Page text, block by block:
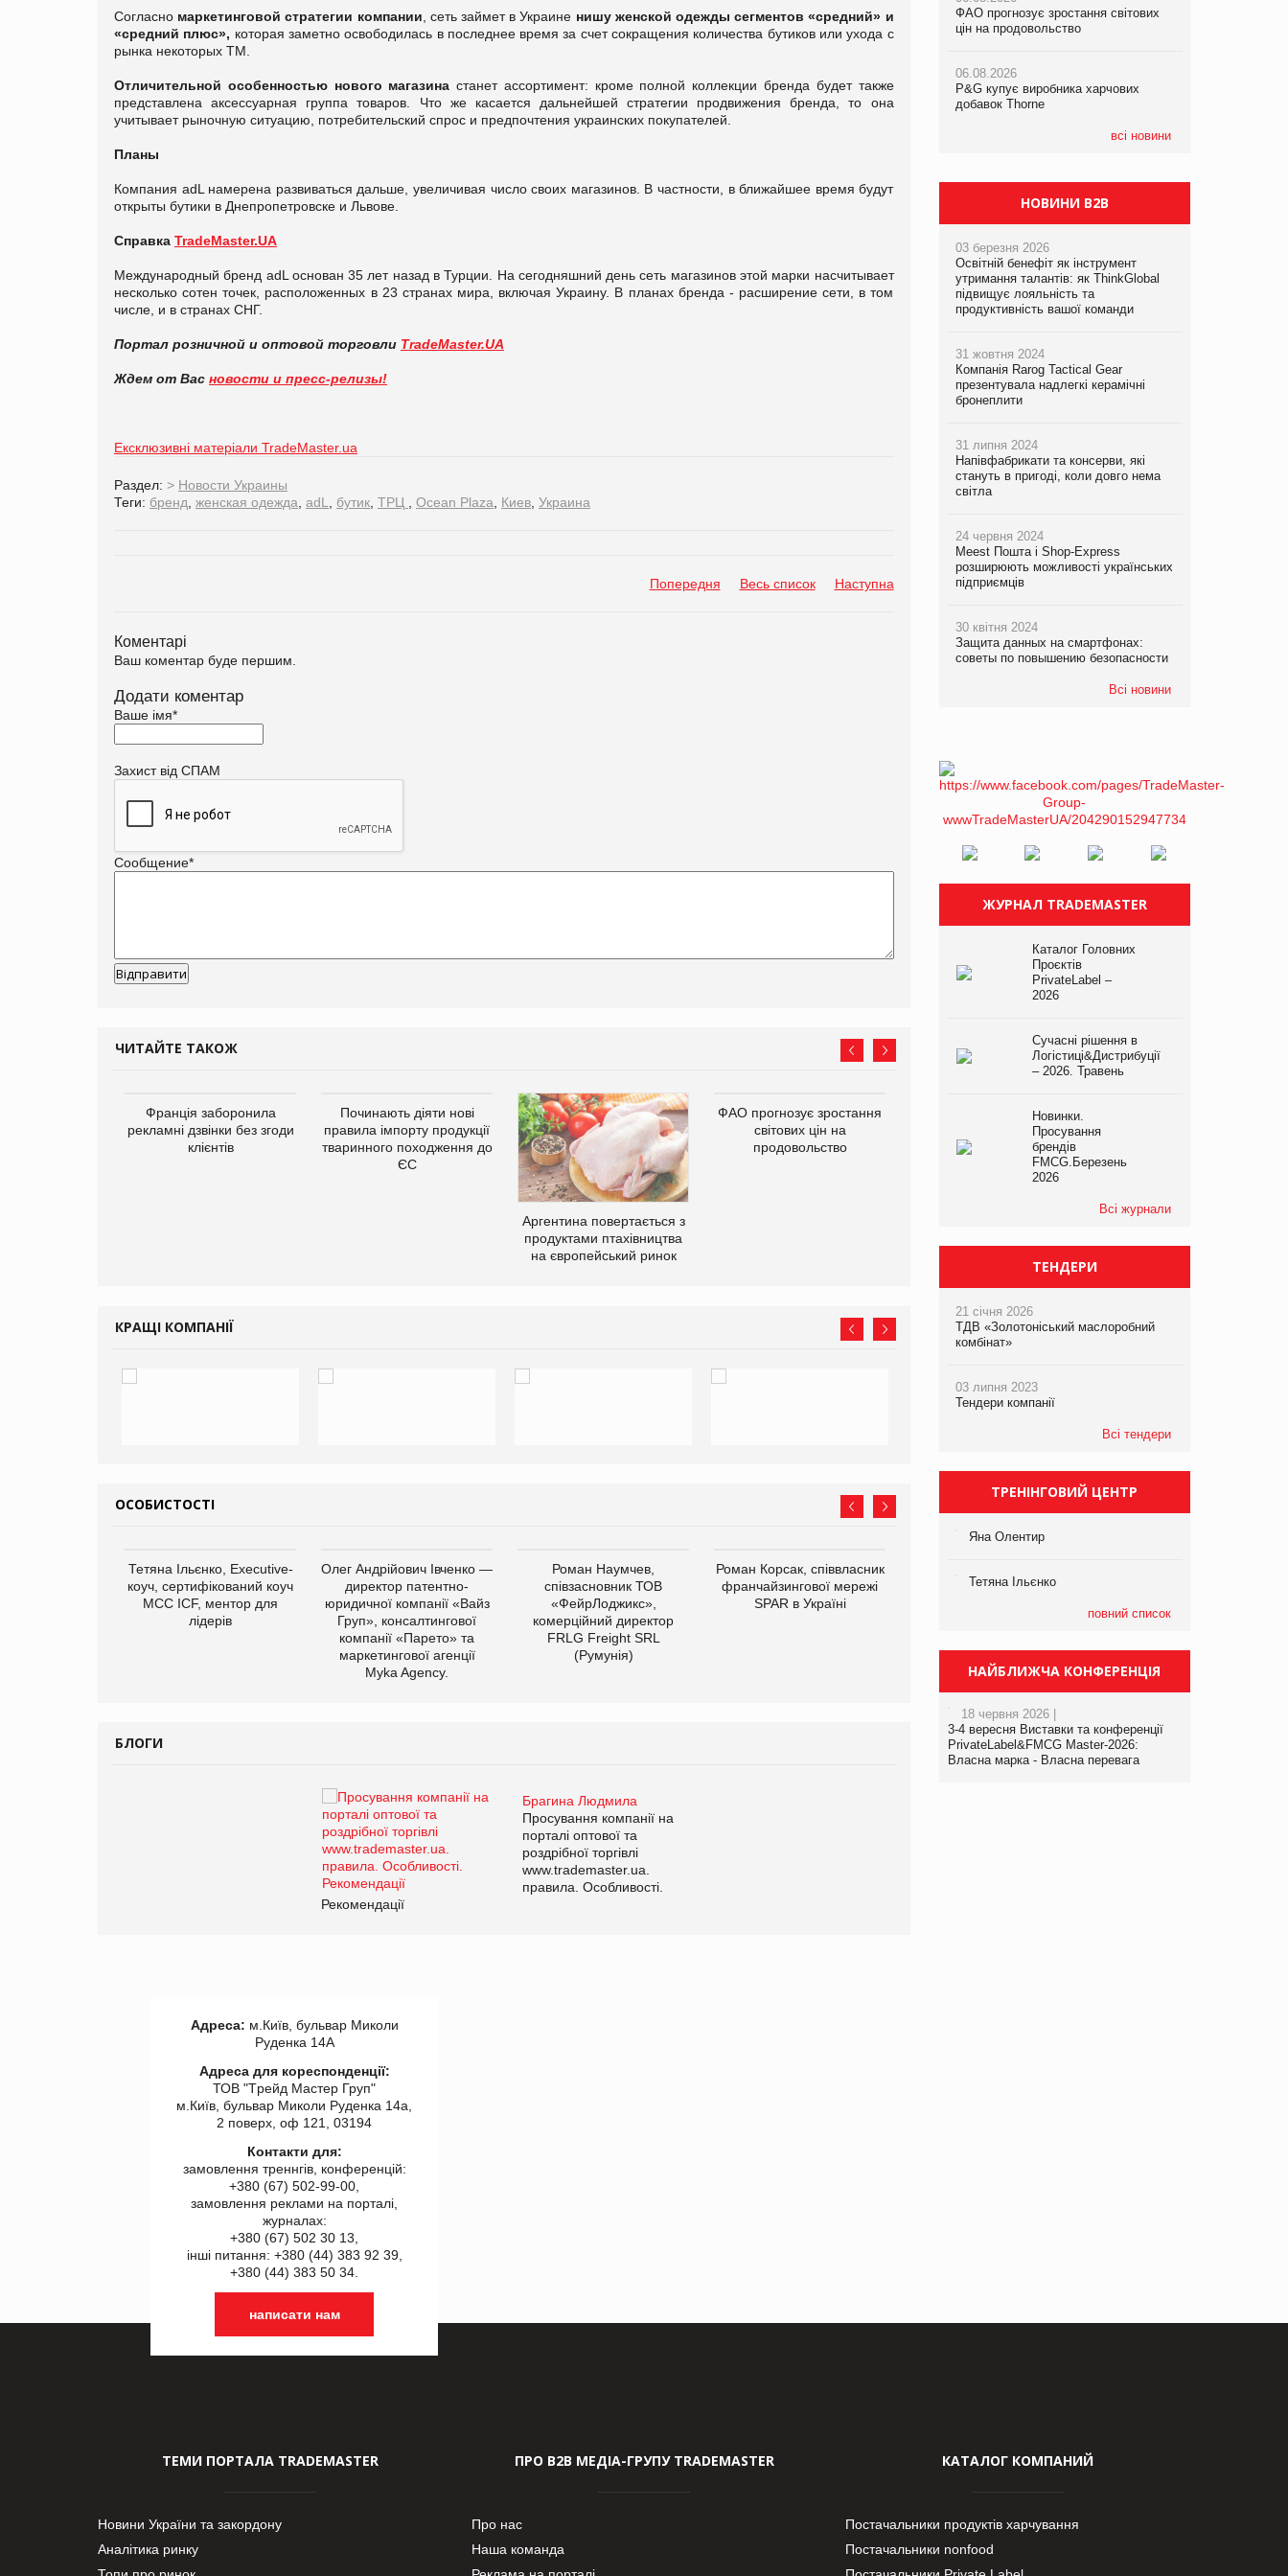
Согласно маркетинговой стратегии компании , сеть займет в Украине нишу женской одежды сегментов«средний» и
«средний плюс», которая заметно освободилась в последнее время за счет сокращения количества бутиков или ухода с
рынка некоторых ТМ.
Отличительной особенностью нового магазина станет ассортимент: кроме полной коллекции бренда будет также
представлена аксессуарная группа товаров. Что же касается дальнейшей стратегии продвижения бренда, то она
учитывает рыночную ситуацию, потребительский спрос и предпочтения украинских покупателей.
Планы
Компания adL намерена развиваться дальше, увеличивая число своих магазинов. В частности, в ближайшее время будут
открыты бутики в Днепропетровске и Львове.
Справка TradeMaster.UA
Международный бренд adL основан 35 лет назад в Турции. На сегодняшний день сеть магазинов этой марки насчитывает
несколько сотен точек, расположенных в 23 странах мира, включая Украину. В планах бренда - расширение сети, в том
числе, и в странах СНГ.
Портал розничной и оптовой торговли TradeMaster.UA
Ждем от Вас новости и пресс-релизы!
Ексклюзивні матеріали TradeMaster.ua
Раздел: > Новости Украины
Теги: бренд женская одежда adL бутик ТРЦ Ocean Plaza Киев Украина
Попередня Весь список Наступна
Коментарі
Ваш коментар буде першим.
Додати коментар
Ваше імя*
Захист від СПАМ
Сообщение*
ЧИТАЙТЕ ТАКОЖ
Франція заборонила
рекламні дзвінки без згоди
клієнтів
Починають діяти нові
правила імпорту продукції
тваринного походження до
ЄС
Аргентина повертається з
продуктами птахівництва
на європейський ринок
ФАО прогнозує зростання
світових цін на
продовольство
P&G купує виробника
харчових добавок Thorne
КРАЩІ КОМПАНІЇ
ОСОБИСТОСТІ
Тетяна Ільєнко, Executive-
коуч, сертифікований коуч
МСС ICF, ментор для
лідерів
Олег Андрійович Івченко —
директор патентно-
юридичної компанії «Вайз
Груп», консалтингової
компанії «Парето» та
маркетингової агенції
Myka Agency.
Роман Наумчев,
співзасновник ТОВ
«ФейрЛоджикс»,
комерційний директор
FRLG Freight SRL
(Румунія)
Роман Корсак, співвласник
франчайзингової мережі
SPAR в Україні
Файно маркет Директор
БЛОГИ
Брагина Людмила
Просування компанії на
порталі оптової та
роздрібної торгівлі
www.trademaster.ua.
правила. Особливості.
Рекомендації
ФАО прогнозує зростання світових
цін на продовольство
06.08.2026
P&G купує виробника харчових
добавок Thorne
всі новини
у VARUS з’явилися новинки від ТМ
ТОКЕРИ
PrivateLabel&FMCG Master 2026
ФАО прогнозує зростання світових
цін на продовольство
06.08.2026
P&G купує виробника харчових
добавок Thorne
НОВИНИ B2B
03 березня 2026
Освітній бенефіт як інструмент
утримання талантів: як ThinkGlobal
підвищує лояльність та
продуктивність вашої команди
31 жовтня 2024
Компанія Rarog Tactical Gear
презентувала надлегкі керамічні
бронеплити
31 липня 2024
Напівфабрикати та консерви, які
стануть в пригоді, коли довго нема
світла
24 червня 2024
Meest Пошта і Shop-Express
розширюють можливості українських
підприємців
30 квітня 2024
Защита данных на смартфонах:
советы по повышению безопасности
Всі новини
ЖУРНАЛ TRADEMASTER
Каталог Головних
Проєктів
PrivateLabel –
2026
Сучасні рішення в
Логістиці&Дистрибуції
– 2026. Травень
Новинки.
Просування
брендів
FMCG.Березень
2026
Всі журнали
ТЕНДЕРИ
21 січня 2026
ТДВ «Золотоніський маслоробний
комбінат»
03 липня 2023
Тендери компанії
Всі тендери
ТРЕНІНГОВИЙ ЦЕНТР
Яна Олентир
Тетяна Ільєнко
повний список
НАЙБЛИЖЧА КОНФЕРЕНЦІЯ
18 червня 2026 |
3-4 вересня Виставки та конференції
PrivateLabel&FMCG Master-2026:
Власна марка - Власна перевага
Адреса: м.Київ, бульвар Миколи
Руденка 14А
Адреса для кореспонденції:
ТОВ "Tрейд Мастер Груп"
м.Київ, бульвар Миколи Руденка 14а,
2 поверх, оф 121, 03194
Контакти для:
замовлення треннгів, конференцій:
+380 (67) 502-99-00,
замовлення реклами на порталі,
журналах:
+380 (67) 502 30 13,
інші питання: +380 (44) 383 92 39,
+380 (44) 383 50 34.
написати нам
ТЕМИ ПОРТАЛА TRADEMASTER
Новини України та закордону
Аналітика ринку
ПРО В2В МЕДІА-ГРУПУ TRADEMASTER
Про нас
Наша команда
КАТАЛОГ КОМПАНИЙ
Постачальники продуктів харчування
Постачальники nonfood